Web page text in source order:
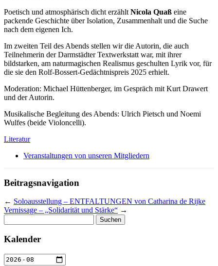
Poetisch und atmosphärisch dicht erzählt Nicola Quaß eine
packende Geschichte über Isolation, Zusammenhalt und die Suche
nach dem eigenen Ich.
Im zweiten Teil des Abends stellen wir die Autorin, die auch
Teilnehmerin der Darmstädter Textwerkstatt war, mit ihrer
bildstarken, am naturmagischen Realismus geschulten Lyrik vor, für
die sie den Rolf-Bossert-Gedächtnispreis 2025 erhielt.
Moderation: Michael Hüttenberger, im Gespräch mit Kurt Drawert
und der Autorin.
Musikalische Begleitung des Abends: Ulrich Pietsch und Noemi
Wulfes (beide Violoncelli).
Literatur
Veranstaltungen von unseren Mitgliedern
Beitragsnavigation
← Soloausstellung – ENTFALTUNGEN von Catharina de Rijke
Vernissage – „Solidarität und Stärke“ →
nach:
Kalender